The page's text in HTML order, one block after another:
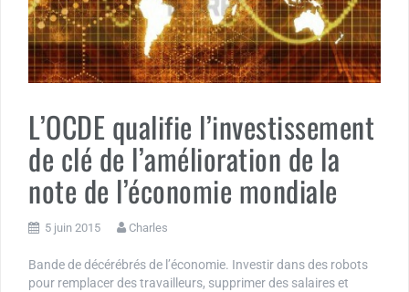
L’OCDE qualifie l’investissement
de clé de l’amélioration de la
note de l’économie mondiale
5 juin 2015 Charles
Bande de décérébrés de l’économie. Investir dans des robots
pour remplacer des travailleurs, supprimer des salaires et